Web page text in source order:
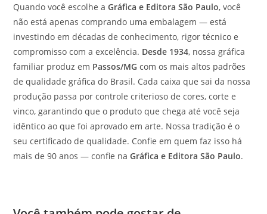
Quando você escolhe aGráfica e Editora São Paulo, você
não está apenas comprando uma embalagem — está
investindo em décadas de conhecimento, rigor técnico e
compromisso com a excelência. Desde 1934, nossa gráfica
familiar produz em Passos/MG com os mais altos padrões
de qualidade gráfica do Brasil. Cada caixa que sai da nossa
produção passa por controle criterioso de cores, corte e
vinco, garantindo que o produto que chega até você seja
idêntico ao que foi aprovado em arte. Nossa tradição é o
seu certificado de qualidade. Confie em quem faz isso há
mais de 90 anos — confie naGráfica e Editora São Paulo.